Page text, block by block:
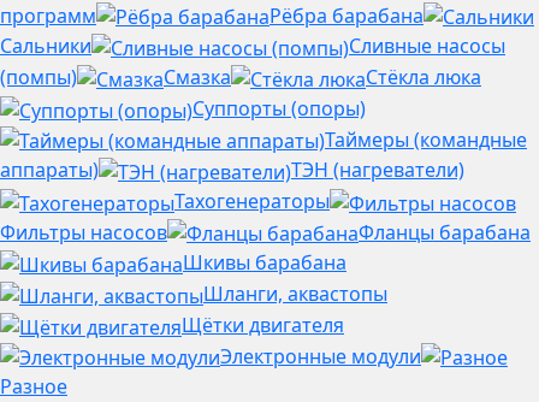
программ
Рёбра барабана
Сальники
Сливные насосы
(помпы)
Смазка
Стёкла люка
Суппорты (опоры)
Таймеры (командные
аппараты)
ТЭН (нагреватели)
Тахогенераторы
Фильтры насосов
Фланцы барабана
Шкивы барабана
Шланги, аквастопы
Щётки двигателя
Электронные модули
Разное